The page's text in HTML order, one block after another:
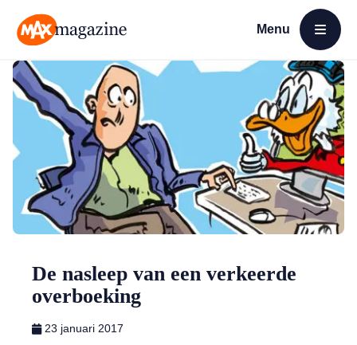
Menu
Open menu
De nasleep van een verkeerde
overboeking
23 januari 2017